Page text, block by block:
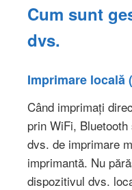
Cum sunt
dvs.
Imprimare locală
Când imprimați
prin WiFi,
dvs. de imprimare
imprimantă. Nu
dispozitivul dvs.